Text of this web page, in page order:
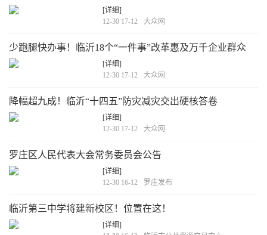
[详细]
12-30 17-12
大众网
少跑腿快办事！临沂18个“一件事”改革惠及万千企业群众
[详细]
12-30 17-12
大众网
降幅超九成！临沂“十四五”防灾减灾交出硬核答卷
[详细]
12-30 17-12
大众网
罗庄区人民代表大会常务委员会公告
[详细]
12-30 16-12
罗庄发布
临沂第三中学将建新校区！位置在这！
[详细]